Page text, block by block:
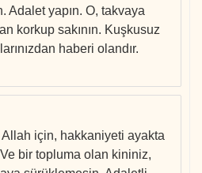
Adalet yapın. O, takvaya
korkup sakının. Kuşkusuz
haberi olandır.
için, hakkaniyeti ayakta
bir topluma olan kininiz,